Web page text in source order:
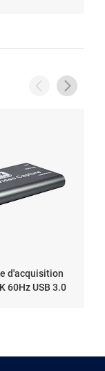
d'acquisition
60Hz USB 3.0